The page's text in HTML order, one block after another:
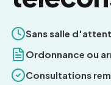
Sans salle
Ordonnance ou
Consultations